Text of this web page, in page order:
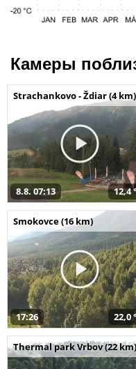
Камеры
Strachankovo - Ždiar (4 km)
8.8. 07:13 12,4
Smokovce (16 km)
17:26 22,0
Thermal park Vrbov (22 km)